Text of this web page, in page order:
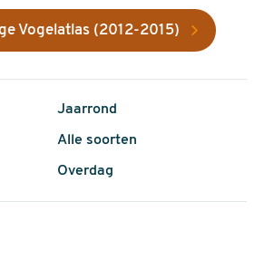
Vogelatlas (2012-2015)
Jaarrond
Alle soorten
Overdag